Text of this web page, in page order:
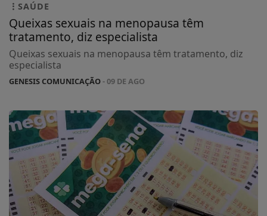
SAÚDE
Queixas sexuais na menopausa têm
tratamento, diz especialista
Queixas sexuais na menopausa têm tratamento, diz
especialista
GENESIS COMUNICAÇÃO- 09 DE AGO